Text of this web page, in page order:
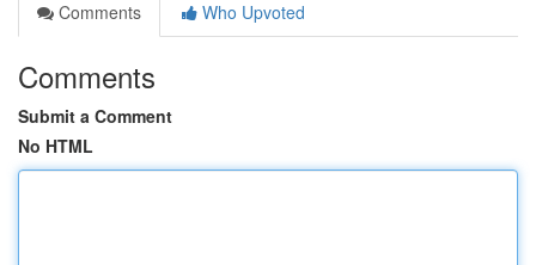
Comments
Who Upvoted
Comments
Submit a Comment
No HTML